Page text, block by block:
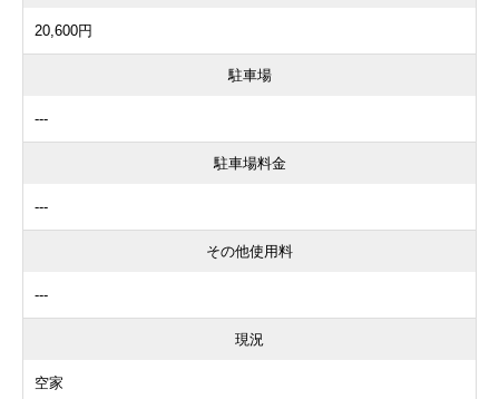
20,600円
駐車場
---
駐車場料金
---
その他使用料
---
現況
空家